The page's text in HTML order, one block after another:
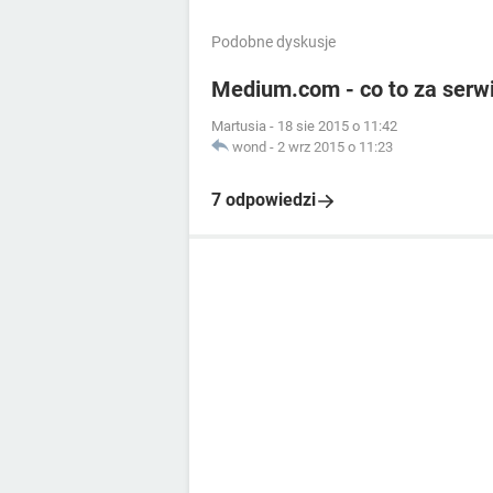
Podobne dyskusje
Medium.com - co to za
Martusia - 18 sie 2015 o 11:42
wond - 2 wrz 2015 o 11:23
7 odpowiedzi